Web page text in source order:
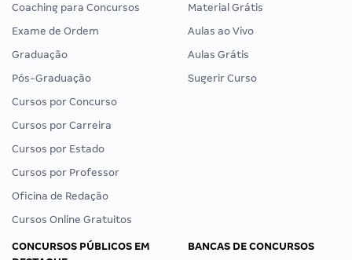
Coaching para Concursos
Exame de Ordem
Graduação
Pós-Graduação
Cursos por Concurso
Cursos por Carreira
Cursos por Estado
Cursos por Professor
Oficina de Redação
Cursos Online Gratuitos
Material Grátis
Aulas ao Vivo
Aulas Grátis
Sugerir Curso
CONCURSOS PÚBLICOS EM
BANCAS DE CONCURSOS